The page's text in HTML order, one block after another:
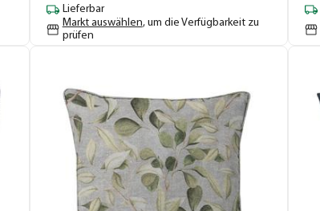
Lieferbar
Markt auswählen, um die Verfügbarkeit zu
prüfen